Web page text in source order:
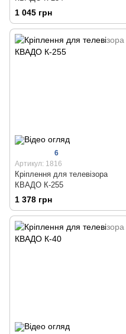
1 045 грн
6
Артикул: 1816
Кріплення для телевізора
КВАДО К-255
1 378 грн